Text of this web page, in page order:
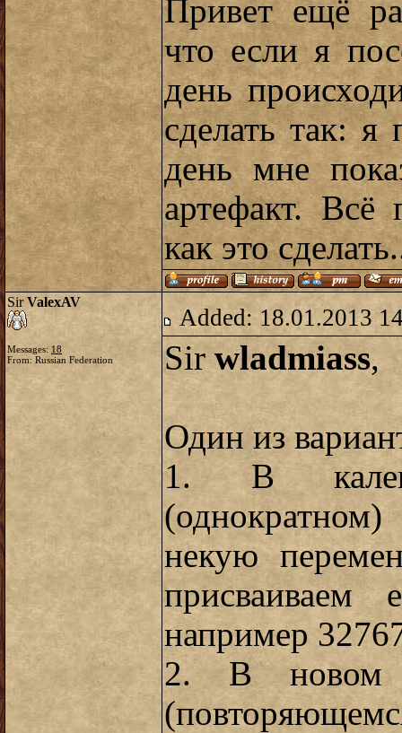
Привет ещё
что если я
день
сделать так: я
день мне
артефакт.
как это
SirValexAV
Messages: 18
From: Russian Federation
Added: 18.01.2013
Sirwladmiass,
Один из
1. В
некую
присваиваем
например
2. В новом